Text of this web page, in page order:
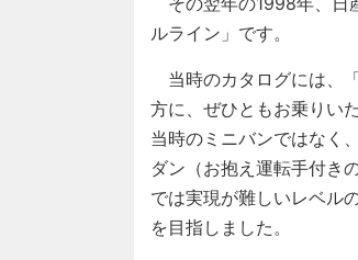
ルライン」です。
当時のカタログには、
方に、ぜひともお乗りい
当時のミニバンではなく
ダン（お抱え運転手付き
では実現が難しいレベル
を目指しました。